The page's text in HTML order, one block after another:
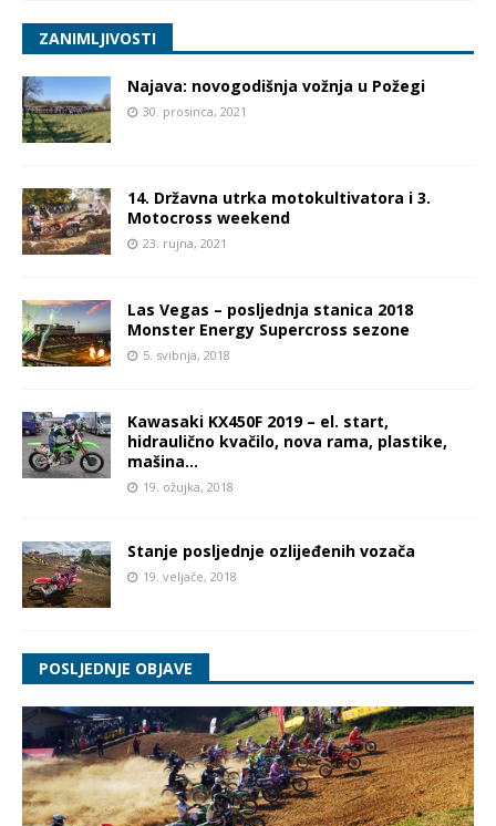
ZANIMLJIVOSTI
Najava: novogodišnja vožnja u Požegi
30. prosinca, 2021
14. Državna utrka motokultivatora i 3.
Motocross weekend
23. rujna, 2021
Las Vegas – posljednja stanica 2018
Monster Energy Supercross sezone
5. svibnja, 2018
Kawasaki KX450F 2019 – el. start,
hidraulično kvačilo, nova rama, plastike,
mašina…
19. ožujka, 2018
Stanje posljednje ozlijeđenih vozača
19. veljače, 2018
POSLJEDNJE OBJAVE